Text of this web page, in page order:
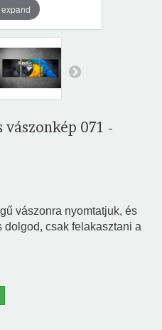
vászonkép 071 -
vászonra nyomtatjuk, és
dolgod, csak felakasztani a